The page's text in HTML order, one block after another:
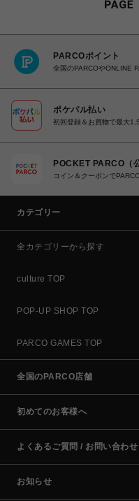
PARCOポイント
全国のPARCOやONLINE
ポケパル払い
初回登録＆お買物で最大
POCKET PARCO（
コイン＆クーポンで
カテゴリー
全カテゴリーから探す
culture TOP
POP-UP SHOP TOP
PARCO GAMES TOP
全国のPARCO店舗
初めてのお客様へ
よくあるご質問 / お問い合わせ
お知らせ